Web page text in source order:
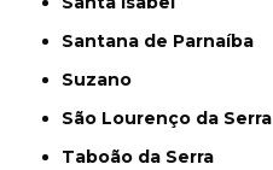
Santana de Parnaíba
Suzano
São Lourenço da Serra
Taboão da Serra